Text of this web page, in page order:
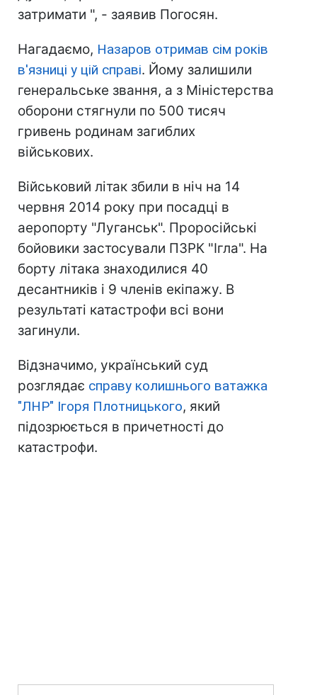
затримати ", - заявив Погосян.
Нагадаємо, Назаров отримав сім років
в'язниці у цій справі. Йому залишили
генеральське звання, а з Міністерства
оборони стягнули по 500 тисяч
гривень родинам загиблих
військових.
Військовий літак збили в ніч на 14
червня 2014 року при посадці в
аеропорту "Луганськ". Проросійські
бойовики застосували ПЗРК "Ігла". На
борту літака знаходилися 40
десантників і 9 членів екіпажу. В
результаті катастрофи всі вони
загинули.
Відзначимо, український суд
розглядає справу колишнього ватажка
"ЛНР" Ігоря Плотницького, який
підозрюється в причетності до
катастрофи.